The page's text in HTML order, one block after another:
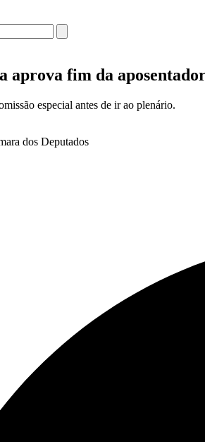
aprova fim da
especial antes de ir ao plenário.
dos Deputados